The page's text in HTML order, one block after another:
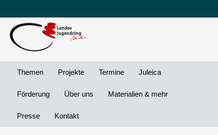
Inhalt
Preheader
Themen Projekte Termine Juleica
Förderung Über uns Materialien & mehr
Presse Kontakt